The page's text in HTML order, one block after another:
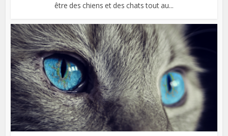
être des chiens et des chats tout au...